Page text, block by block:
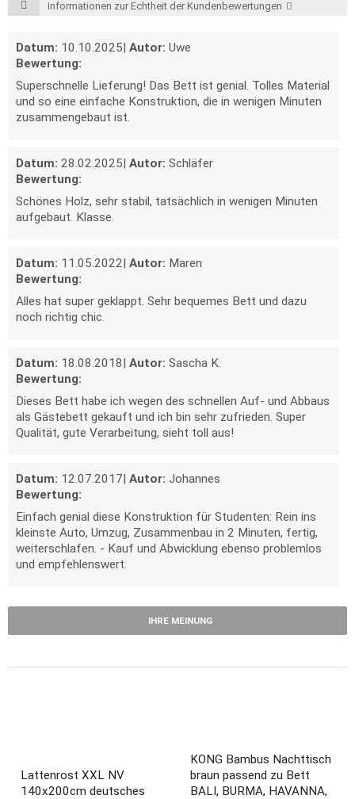
Informationen zur Echtheit der Kundenbewertungen
Datum: 10.10.2025| Autor: Uwe
Bewertung:
Superschnelle Lieferung! Das Bett ist genial. Tolles Material
und so eine einfache Konstruktion, die in wenigen Minuten
zusammengebaut ist.
Datum: 28.02.2025| Autor: Schläfer
Bewertung:
Schönes Holz, sehr stabil, tatsächlich in wenigen Minuten
aufgebaut. Klasse.
Datum: 11.05.2022| Autor: Maren
Bewertung:
Alles hat super geklappt. Sehr bequemes Bett und dazu
noch richtig chic.
Datum: 18.08.2018| Autor: Sascha K.
Bewertung:
Dieses Bett habe ich wegen des schnellen Auf- und Abbaus
als Gästebett gekauft und ich bin sehr zufrieden. Super
Qualität, gute Verarbeitung, sieht toll aus!
Datum: 12.07.2017| Autor: Johannes
Bewertung:
Einfach genial diese Konstruktion für Studenten: Rein ins
kleinste Auto, Umzug, Zusammenbau in 2 Minuten, fertig,
weiterschlafen. - Kauf und Abwicklung ebenso problemlos
und empfehlenswert.
IHRE MEINUNG
Lattenrost XXL NV
140x200cm deutsches
KONG Bambus Nachttisch
braun passend zu Bett
BALI, BURMA, HAVANNA,